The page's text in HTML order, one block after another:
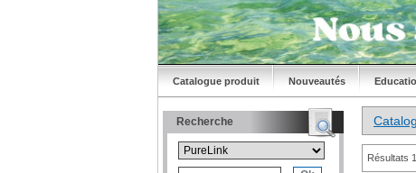
Catalogue produit Nouveautés
Recherche
Résultats